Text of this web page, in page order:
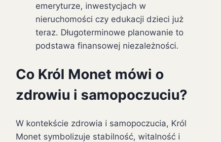
emeryturze, inwestycjach w
nieruchomości czy edukacji dzieci już
teraz. Długoterminowe planowanie to
podstawa finansowej niezależności.
Co Król Monet mówi o
zdrowiu i samopoczuciu?
W kontekście zdrowia i samopoczucia, Król
Monet symbolizuje stabilność, witalność i